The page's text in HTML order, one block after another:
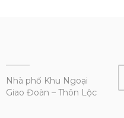
Nhà phố Khu Ngoại
Giao Đoàn – Thôn Lộc